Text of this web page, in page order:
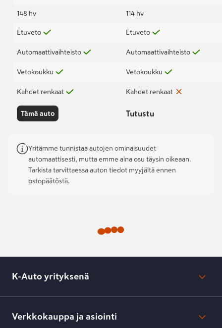
148 hv
Etuveto
Automaattivaihteisto
Vetokoukku
Kahdet renkaat
Tämä auto
114 hv
Etuveto
Automaattivaihteisto
Vetokoukku
Kahdet renkaat
Tutustu
Yritämme tunnistaa autojen ominaisuudet
automaattisesti, mutta emme aina osu täysin oikeaan.
Tarkista tarvittaessa auton tiedot myyjältä ennen
ostopäätöstä.
K-Auto yrityksenä
Lehdistötiedotteet
Toimipisteiden yhteystiedot
Verkkokauppa ja asiointi